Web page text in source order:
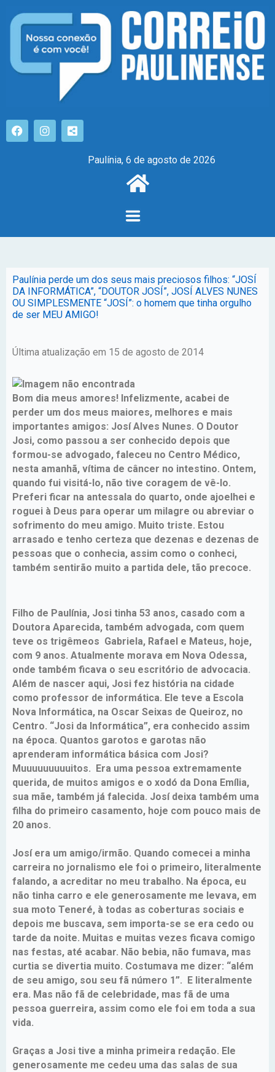
Paulínia, 6 de agosto de 2026
Paulínia perde um dos seus mais preciosos filhos: “JOSÍ
DA INFORMÁTICA”, “DOUTOR JOSÍ”, JOSÍ ALVES NUNES
OU SIMPLESMENTE “JOSÍ”: o homem que tinha orgulho
de ser MEU AMIGO!
Última atualização em 15 de agosto de 2014
Bom dia meus amores! Infelizmente, acabei de
perder um dos meus maiores, melhores e mais
importantes amigos: Josí Alves Nunes. O Doutor
Josi, como passou a ser conhecido depois que
formou-se advogado, faleceu no Centro Médico,
nesta amanhã, vítima de câncer no intestino. Ontem,
quando fui visitá-lo, não tive coragem de vê-lo.
Preferi ficar na antessala do quarto, onde ajoelhei e
roguei à Deus para operar um milagre ou abreviar o
sofrimento do meu amigo. Muito triste. Estou
arrasado e tenho certeza que dezenas e dezenas de
pessoas que o conhecia, assim como o conheci,
também sentirão muito a partida dele, tão precoce.
Filho de Paulínia, Josi tinha 53 anos, casado com a
Doutora Aparecida, também advogada, com quem
teve os trigêmeos Gabriela, Rafael e Mateus, hoje,
com 9 anos. Atualmente morava em Nova Odessa,
onde também ficava o seu escritório de advocacia.
Além de nascer aqui, Josi fez história na cidade
como professor de informática. Ele teve a Escola
Nova Informática, na Oscar Seixas de Queiroz, no
Centro. “Josi da Informática”, era conhecido assim
na época. Quantos garotos e garotas não
aprenderam informática básica com Josi?
Muuuuuuuuuitos. Era uma pessoa extremamente
querida, de muitos amigos e o xodó da Dona Emília,
sua mãe, também já falecida. Josí deixa também uma
filha do primeiro casamento, hoje com pouco mais de
20 anos.
Josí era um amigo/irmão. Quando comecei a minha
carreira no jornalismo ele foi o primeiro, literalmente
falando, a acreditar no meu trabalho. Na época, eu
não tinha carro e ele generosamente me levava, em
sua moto Teneré, à todas as coberturas sociais e
depois me buscava, sem importa-se se era cedo ou
tarde da noite. Muitas e muitas vezes ficava comigo
nas festas, até acabar. Não bebia, não fumava, mas
curtia se divertia muito. Costumava me dizer: “além
de seu amigo, sou seu fã número 1”. E literalmente
era. Mas não fã de celebridade, mas fã de uma
pessoa guerreira, assim como ele foi em toda a sua
vida.
Graças a Josi tive a minha primeira redação. Ele
generosamente me cedeu uma das salas de sua